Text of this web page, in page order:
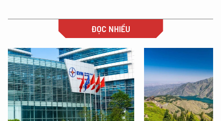
ĐỌC NHIỀU